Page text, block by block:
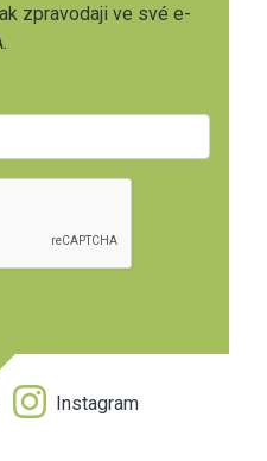
zpravodaji ve své e-
Instagram